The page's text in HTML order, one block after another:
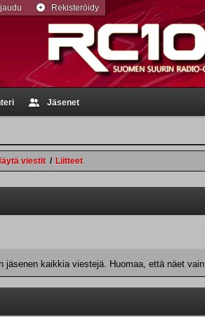
Jäsenet
Rekisteröidy
viestit / Liitteet
jäsenen kaikkia viestejä. Huomaa, että näet